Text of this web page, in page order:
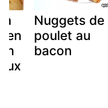
Nuggets de
poulet au
bacon